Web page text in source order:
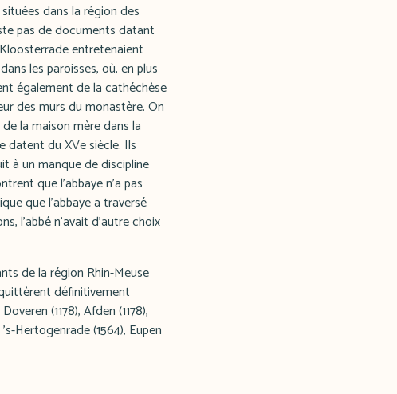
dans la région des
pas de documents datant
entretenaient
les paroisses, où, en plus
également de la cathéchèse
des murs du monastère. On
la maison mère dans la
datent du XVe siècle. Ils
à un manque de discipline
que l'abbaye n'a pas
que l'abbaye a traversé
l'abbé n'avait d'autre choix
de la région Rhin-Meuse
définitivement
(1178), Afden (1178),
Hertogenrade (1564), Eupen